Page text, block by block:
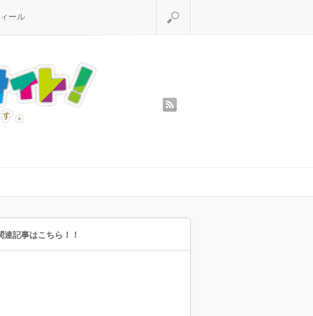
ール
連記事はこちら！！